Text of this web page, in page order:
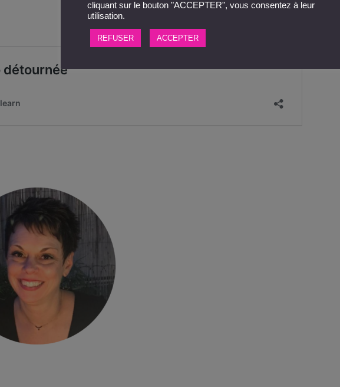
cliquant sur le bouton "ACCEPTER", vous consentez à leur
utilisation.
REFUSER ACCEPTER